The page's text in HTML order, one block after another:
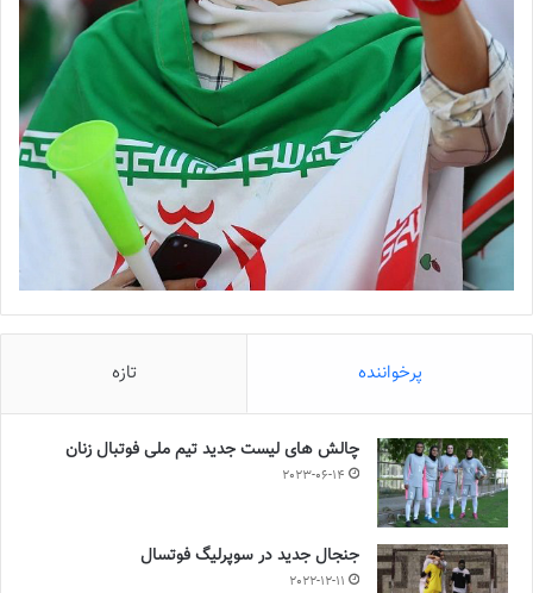
برچسب ها روزنامه ورزشی زنان گیشه مطبوعات
پرخواننده تازه
چالش هاى ليست جدید تيم ملى فوتبال زنان
2023-06-14
جنجال جدید در سوپرلیگ فوتسال
2022-12-11